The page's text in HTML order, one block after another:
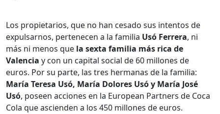
Los propietarios, que no han cesado sus intentos de
expulsarnos, pertenecen a la familia Usó Ferrera, ni
más ni menos que la sexta familia más rica de
Valencia y con un capital social de 60 millones de
euros. Por su parte, las tres hermanas de la familia:
María Teresa Usó, María Dolores Usó y María José
Usó, poseen acciones en la European Partners de Coca
Cola que ascienden a los 450 millones de euros.